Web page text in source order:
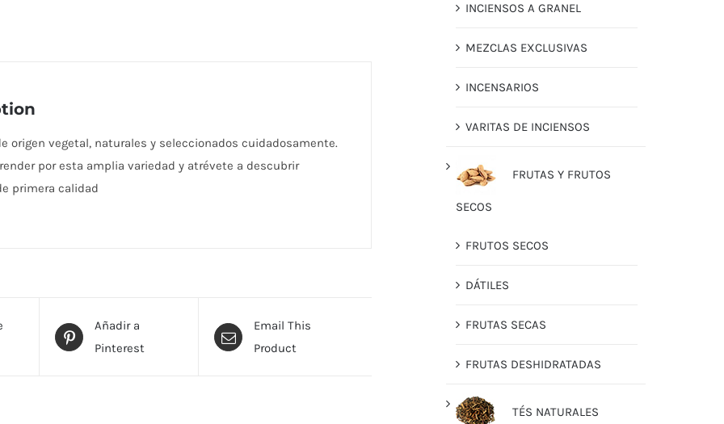
origen vegetal, naturales y seleccionados cuidadosamente.
por esta amplia variedad y atrévete a descubrir
primera calidad
Añadir a
Pinterest
Email This
Product
INCIENSOS A GRANEL
MEZCLAS EXCLUSIVAS
INCENSARIOS
VARITAS DE INCIENSOS
FRUTAS Y FRUTOS
SECOS
FRUTOS SECOS
DÁTILES
FRUTAS SECAS
FRUTAS DESHIDRATADAS
TÉS NATURALES